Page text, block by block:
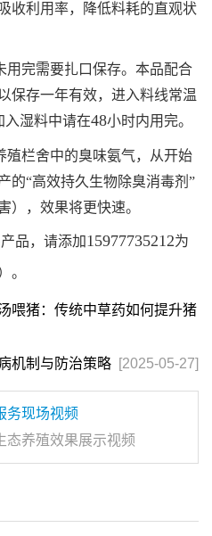
收利用率，降低料耗的直观状
用完需要扎口保存。本品配合
保存一年有效，进入料线常温
入湿料中请在48小时内用完。
殖栏舍中的臭味氨气，从开始
的“高效持久生物除臭消毒剂”
），效果将更快速。
品，请添加15977735212为
。
喂猪：传统中草药如何提升猪
机制与防治策略 [2025-05-27]
务现场视频
态养殖效果展示视频